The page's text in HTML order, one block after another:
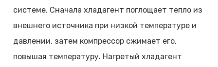
системе. Сначала хладагент поглощает тепло из
внешнего источника при низкой температуре и
давлении, затем компрессор сжимает его,
повышая температуру. Нагретый хладагент